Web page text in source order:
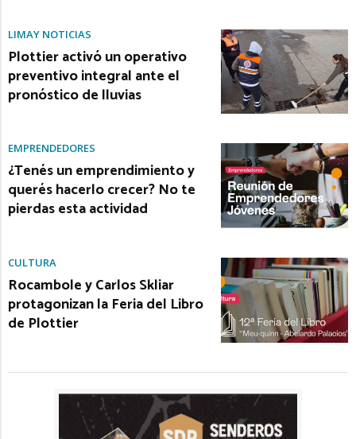
LIMAY NOTICIAS
Plottier activó un operativo
preventivo integral ante el
pronóstico de lluvias
EMPRENDEDORES
¿Tenés un emprendimiento y
querés hacerlo crecer? No te
pierdas esta actividad
CULTURA
Rocambole y Carlos Skliar
protagonizan la Feria del Libro
de Plottier